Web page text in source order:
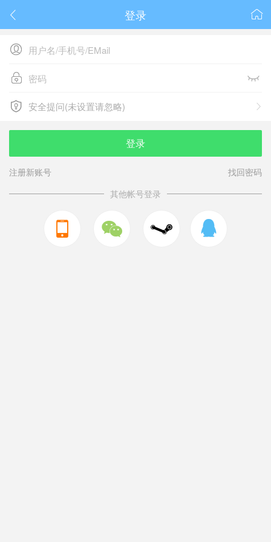
 
登录

 
 
安全提问(未设置请忽略)
安全提问(未设置请忽略)
登录
注册新账号
找回密码
其他帐号登录
  